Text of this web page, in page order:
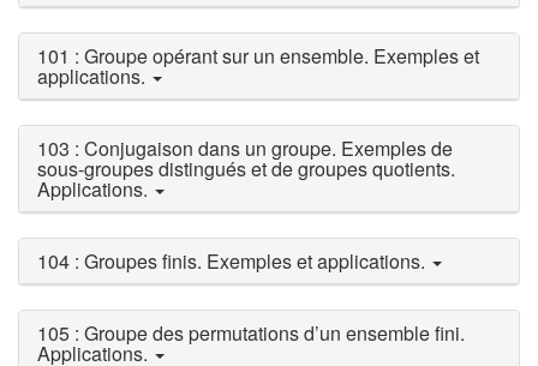
101 : Groupe opérant sur un ensemble. Exemples et
applications.
103 : Conjugaison dans un groupe. Exemples de
sous-groupes distingués et de groupes quotients.
Applications.
104 : Groupes finis. Exemples et applications.
105 : Groupe des permutations d’un ensemble fini.
Applications.